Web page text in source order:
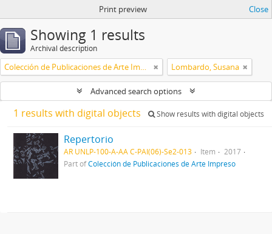
Print preview Close
Showing 1 results
Archival description
Colección de Publicaciones de Arte Impreso Lombardo, Susana
Advanced search options
1 results with digital objects Show results with digital objects
Repertorio
AR UNLP-100-A-AA C-PAI(06)-Se2-013 Item
2017
Part ofColección de Publicaciones de Arte Impreso